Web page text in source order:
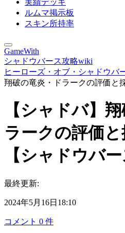
実績デッキ
ルムマ掲示板
スキン所持率
GameWith
シャドウバース攻略wiki
ヒーローズ・オブ・シャドウバ
翔破の竜炎・ドラークの評価と
【シャドバ】
ラークの評価
【シャドウバー
最終更新:
2024年5月16日18:10
コメント 0 件